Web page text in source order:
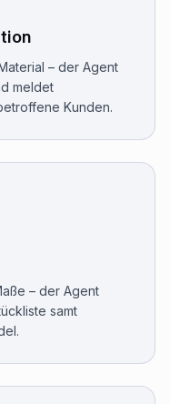
– der Agent
meldet
Kunden.
– der Agent
samt